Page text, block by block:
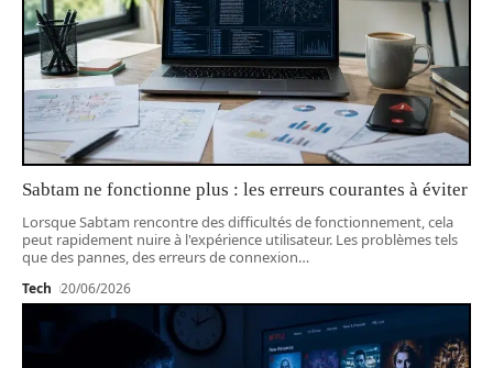
Sabtam ne fonctionne plus : les erreurs courantes à éviter
Lorsque Sabtam rencontre des difficultés de fonctionnement, cela
peut rapidement nuire à l'expérience utilisateur. Les problèmes tels
que des pannes, des erreurs de connexion…
Tech 20/06/2026